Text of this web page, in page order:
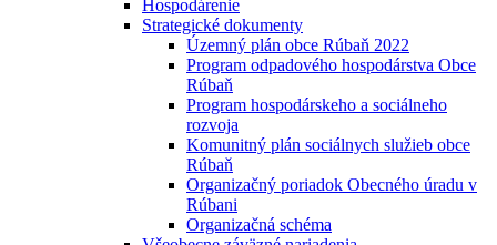
Hospodárenie
Strategické dokumenty
Územný plán obce Rúbaň 2022
Program odpadového hospodárstva Obce
Rúbaň
Program hospodárskeho a sociálneho
rozvoja
Komunitný plán sociálnych služieb obce
Rúbaň
Organizačný poriadok Obecného úradu v
Rúbani
Organizačná schéma